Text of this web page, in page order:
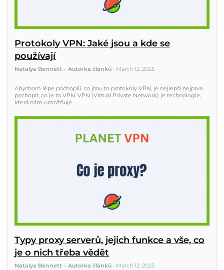
Protokoly VPN: Jaké jsou a kde se
používají
Natalya Bennett – Autorka článků • March 12, 2025
Abychom lépe pochopili, co jsou to protokoly VPN, je nejlepší nejprve
pochopit, co je to VPN. VPN (Virtual Private Network) je technologie,
která nám umožňuje…
Typy proxy serverů, jejich funkce a vše, co
je o nich třeba vědět
Natalya Bennett – Autorka článků • March 12, 2025